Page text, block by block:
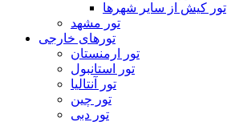
تور کیش از سایر شهرها
تور مشهد
تورهای خارجی
تور ارمنستان
تور استانبول
تور آنتالیا
تور چین
تور دبی